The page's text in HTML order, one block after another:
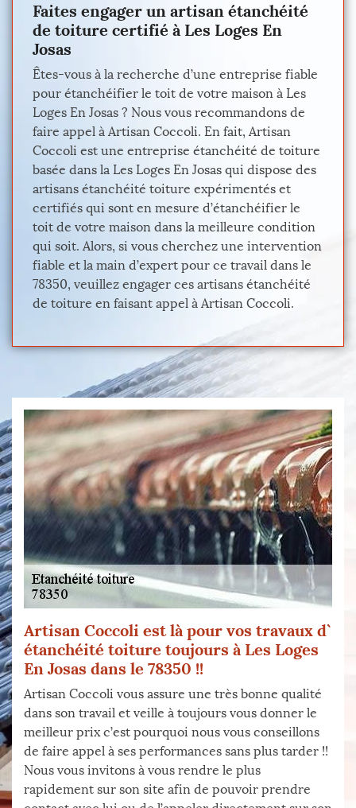
Faites engager un artisan étanchéité
de toiture certifié à Les Loges En
Josas
Êtes-vous à la recherche d’une entreprise fiable
pour étanchéifier le toit de votre maison à Les
Loges En Josas ? Nous vous recommandons de
faire appel à Artisan Coccoli. En fait, Artisan
Coccoli est une entreprise étanchéité de toiture
basée dans la Les Loges En Josas qui dispose des
artisans étanchéité toiture expérimentés et
certifiés qui sont en mesure d’étanchéifier le
toit de votre maison dans la meilleure condition
qui soit. Alors, si vous cherchez une intervention
fiable et la main d’expert pour ce travail dans le
78350, veuillez engager ces artisans étanchéité
de toiture en faisant appel à Artisan Coccoli.
Artisan Coccoli est là pour vos travaux d`
étanchéité toiture toujours à Les Loges
En Josas dans le 78350 !!
Artisan Coccoli vous assure une très bonne qualité
dans son travail et veille à toujours vous donner le
meilleur prix c’est pourquoi nous vous conseillons
de faire appel à ses performances sans plus tarder !!
Nous vous invitons à vous rendre le plus
rapidement sur son site afin de pouvoir prendre